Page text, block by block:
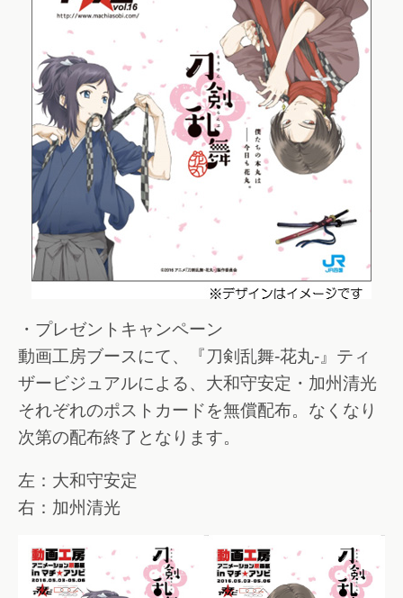
・プレゼントキャンペーン
動画工房ブースにて、『刀剣乱舞-花丸-』ティ
ザービジュアルによる、大和守安定・加州清光
それぞれのポストカードを無償配布。なくなり
次第の配布終了となります。
左：大和守安定
右：加州清光